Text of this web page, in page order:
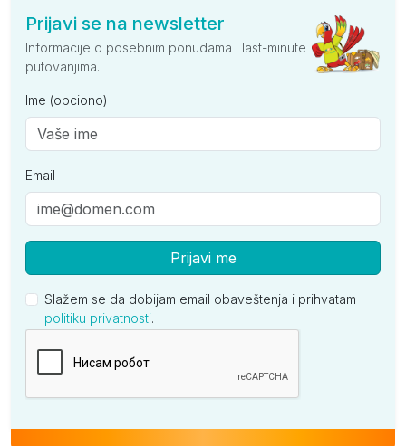
Prijavi se na newsletter
Informacije o posebnim ponudama i last-minute
putovanjima.
Ime (opciono)
Email
Prijavi me
Slažem se da dobijam email obaveštenja i prihvatam
politiku privatnosti.